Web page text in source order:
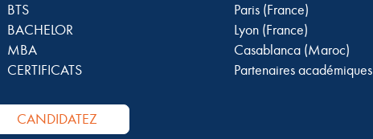
BTS
BACHELOR
MBA
CERTIFICATS
CANDIDATEZ
Paris (France)
Lyon (France)
Casablanca (Maroc)
Partenaires académiques